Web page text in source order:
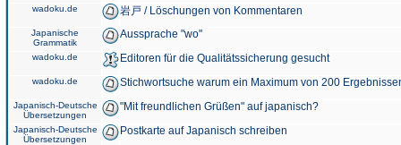
wadoku.de 岩戸 / Löschungen von Kommentaren
Japanische
Grammatik
Aussprache "wo"
wadoku.de Editoren für die Qualitätssicherung gesucht
wadoku.de Stichwortsuche warum ein Maximum von 200
Japanisch-Deutsche
Übersetzungen
"Mit freundlichen Grüßen" auf japanisch?
Japanisch-Deutsche
Übersetzungen
Postkarte auf Japanisch schreiben